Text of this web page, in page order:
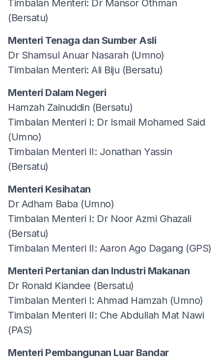
Timbalan Menteri: Dr Mansor Othman
(Bersatu)
Menteri Tenaga dan Sumber Asli
Dr Shamsul Anuar Nasarah (Umno)
Timbalan Menteri: Ali Biju (Bersatu)
Menteri Dalam Negeri
Hamzah Zainuddin (Bersatu)
Timbalan Menteri I: Dr Ismail Mohamed Said
(Umno)
Timbalan Menteri II: Jonathan Yassin
(Bersatu)
Menteri Kesihatan
Dr Adham Baba (Umno)
Timbalan Menteri I: Dr Noor Azmi Ghazali
(Bersatu)
Timbalan Menteri II: Aaron Ago Dagang (GPS)
Menteri Pertanian dan Industri Makanan
Dr Ronald Kiandee (Bersatu)
Timbalan Menteri I: Ahmad Hamzah (Umno)
Timbalan Menteri II: Che Abdullah Mat Nawi
(PAS)
Menteri Pembangunan Luar Bandar